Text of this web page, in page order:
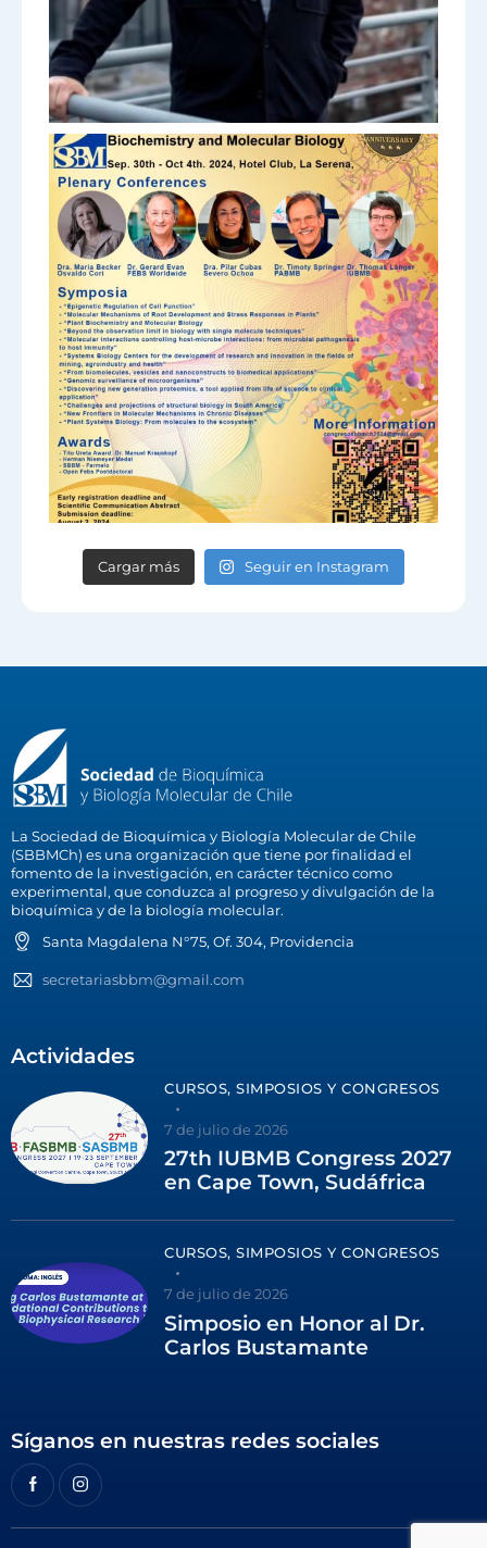
Cargar más Seguir en Instagram
La Sociedad de Bioquímica y Biología Molecular de Chile
(SBBMCh) es una organización que tiene por finalidad el
fomento de la investigación, en carácter técnico como
experimental, que conduzca al progreso y divulgación de la
bioquímica y de la biología molecular.
Santa Magdalena N°75, Of. 304, Providencia
secretariasbbm@gmail.com
Actividades
CURSOS, SIMPOSIOS Y CONGRESOS
7 de julio de 2026
27th IUBMB Congress 2027
en Cape Town, Sudáfrica
CURSOS, SIMPOSIOS Y CONGRESOS
7 de julio de 2026
Simposio en Honor al Dr.
Carlos Bustamante
Síganos en nuestras redes sociales